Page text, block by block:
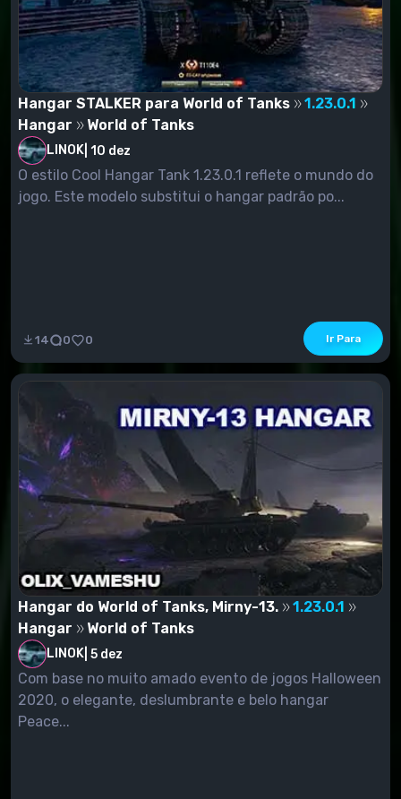
Hangar STALKER para World of Tanks
1.23.0.1
Hangar
World of Tanks
LINOK 10 dez
O estilo Cool Hangar Tank 1.23.0.1 reflete o mundo do
jogo. Este modelo substitui o hangar padrão po...
14 0 0 Ir Para
Hangar do World of Tanks, Mirny-13.
1.23.0.1
Hangar
World of Tanks
LINOK 5 dez
Com base no muito amado evento de jogos Halloween
2020, o elegante, deslumbrante e belo hangar
Peace...